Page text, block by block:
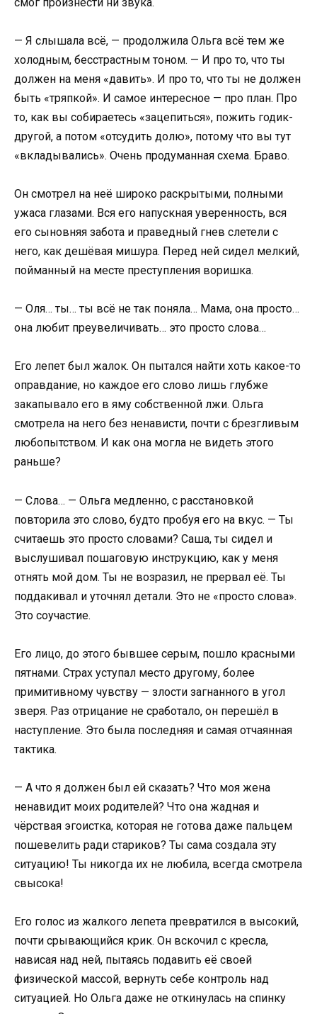
— Я слышала всё, — продолжила Ольга всё тем же
холодным, бесстрастным тоном. — И про то, что ты
должен на меня «давить». И про то, что ты не должен
быть «тряпкой». И самое интересное — про план. Про
то, как вы собираетесь «зацепиться», пожить годик-
другой, а потом «отсудить долю», потому что вы тут
«вкладывались». Очень продуманная схема. Браво.
Он смотрел на неё широко раскрытыми, полными
ужаса глазами. Вся его напускная уверенность, вся
его сыновняя забота и праведный гнев слетели с
него, как дешёвая мишура. Перед ней сидел мелкий,
пойманный на месте преступления воришка.
— Оля… ты… ты всё не так поняла… Мама, она просто…
она любит преувеличивать… это просто слова…
Его лепет был жалок. Он пытался найти хоть какое-то
оправдание, но каждое его слово лишь глубже
закапывало его в яму собственной лжи. Ольга
смотрела на него без ненависти, почти с брезгливым
любопытством. И как она могла не видеть этого
раньше?
— Слова… — Ольга медленно, с расстановкой
повторила это слово, будто пробуя его на вкус. — Ты
считаешь это просто словами? Саша, ты сидел и
выслушивал пошаговую инструкцию, как у меня
отнять мой дом. Ты не возразил, не прервал её. Ты
поддакивал и уточнял детали. Это не «просто слова».
Это соучастие.
Его лицо, до этого бывшее серым, пошло красными
пятнами. Страх уступал место другому, более
примитивному чувству — злости загнанного в угол
зверя. Раз отрицание не сработало, он перешёл в
наступление. Это была последняя и самая отчаянная
тактика.
— А что я должен был ей сказать? Что моя жена
ненавидит моих родителей? Что она жадная и
чёрствая эгоистка, которая не готова даже пальцем
пошевелить ради стариков? Ты сама создала эту
ситуацию! Ты никогда их не любила, всегда смотрела
свысока!
Его голос из жалкого лепета превратился в высокий,
почти срывающийся крик. Он вскочил с кресла,
нависая над ней, пытаясь подавить её своей
физической массой, вернуть себе контроль над
ситуацией. Но Ольга даже не откинулась на спинку